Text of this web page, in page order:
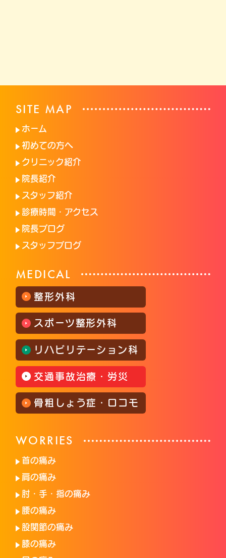
SITE MAP
ホーム
初めての方へ
クリニック紹介
院長紹介
スタッフ紹介
診療時間・アクセス
院長ブログ
スタッフブログ
MEDICAL
整形外科
スポーツ整形外科
リハビリテーション科
交通事故治療・労災
骨粗しょう症・ロコモ
WORRIES
首の痛み
肩の痛み
肘・手・指の痛み
腰の痛み
股関節の痛み
膝の痛み